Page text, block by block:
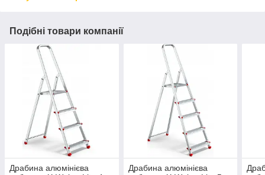
Подібні товари компанії
Драбина алюмінієва
Драбина алюмінієва